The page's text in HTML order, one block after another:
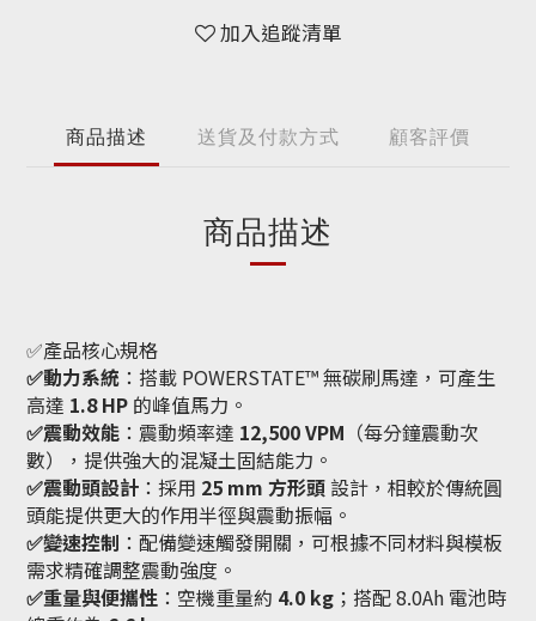
加入追蹤清單
商品描述 送貨及付款方式 顧客評價
商品描述
✅產品核心規格
✅動力系統 ：搭載 POWERSTATE™ 無碳刷馬達，可產生
高達 1.8 HP 的峰值馬力。
✅震動效能 ：震動頻率達 12,500 VPM （每分鐘震動次
數），提供強大的混凝土固結能力。
✅震動頭設計 ：採用 25 mm 方形頭 設計，相較於傳統圓
頭能提供更大的作用半徑與震動振幅。
✅變速控制 ：配備變速觸發開關，可根據不同材料與模板
需求精確調整震動強度。
✅重量與便攜性 ：空機重量約 4.0 kg ；搭配 8.0Ah 電池時